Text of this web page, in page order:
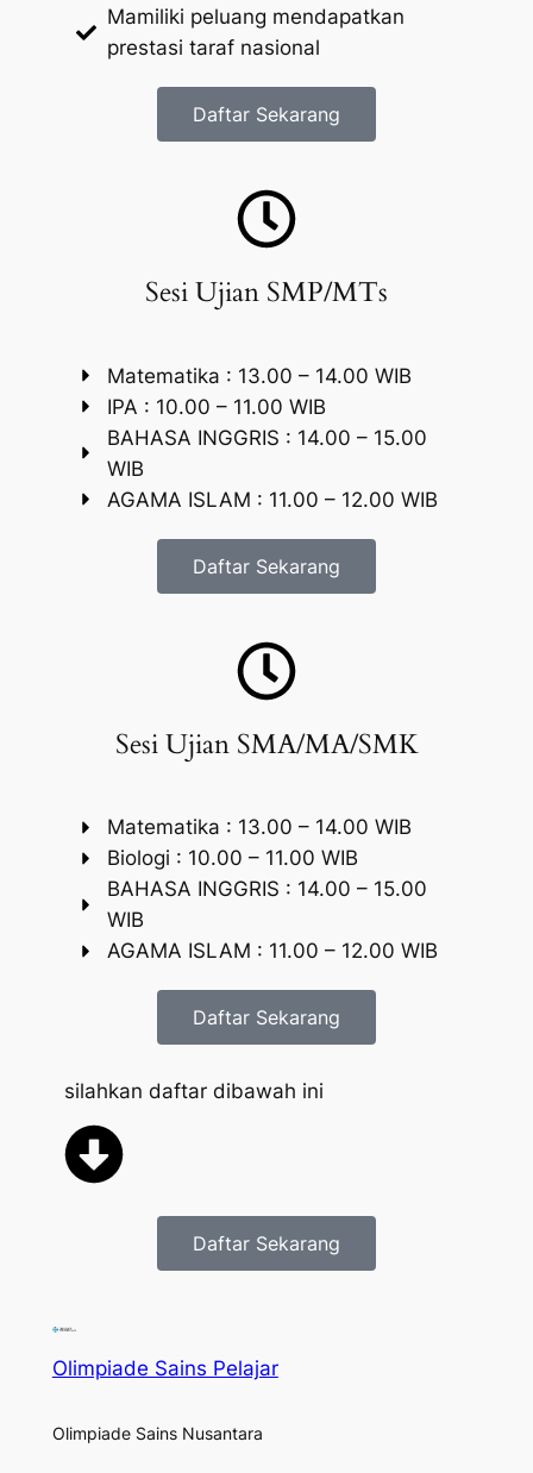
Mamiliki peluang mendapatkan
prestasi taraf nasional
Daftar Sekarang
Sesi Ujian SMP/MTs
Matematika : 13.00 – 14.00 WIB
IPA : 10.00 – 11.00 WIB
BAHASA INGGRIS : 14.00 – 15.00
WIB
AGAMA ISLAM : 11.00 – 12.00 WIB
Daftar Sekarang
Sesi Ujian SMA/MA/SMK
Matematika : 13.00 – 14.00 WIB
Biologi : 10.00 – 11.00 WIB
BAHASA INGGRIS : 14.00 – 15.00
WIB
AGAMA ISLAM : 11.00 – 12.00 WIB
Daftar Sekarang
silahkan daftar dibawah ini
Daftar Sekarang
Olimpiade Sains Pelajar
Olimpiade Sains Nusantara